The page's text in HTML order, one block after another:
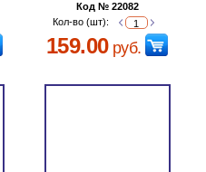
Код № 22082
Кол-во (шт):
159.00руб.